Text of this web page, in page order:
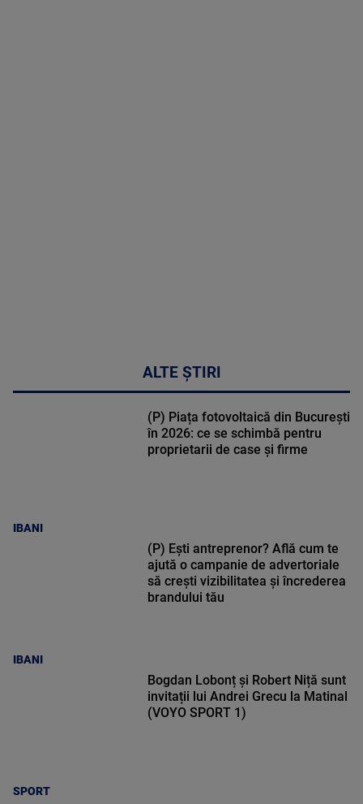
ALTE ȘTIRI
IBANI
(P) Piața fotovoltaică din București
în 2026: ce se schimbă pentru
proprietarii de case și firme
IBANI
(P) Ești antreprenor? Află cum te
ajută o campanie de advertoriale
să crești vizibilitatea și încrederea
brandului tău
SPORT
Bogdan Lobonț și Robert Niță sunt
invitații lui Andrei Grecu la Matinal
(VOYO SPORT 1)